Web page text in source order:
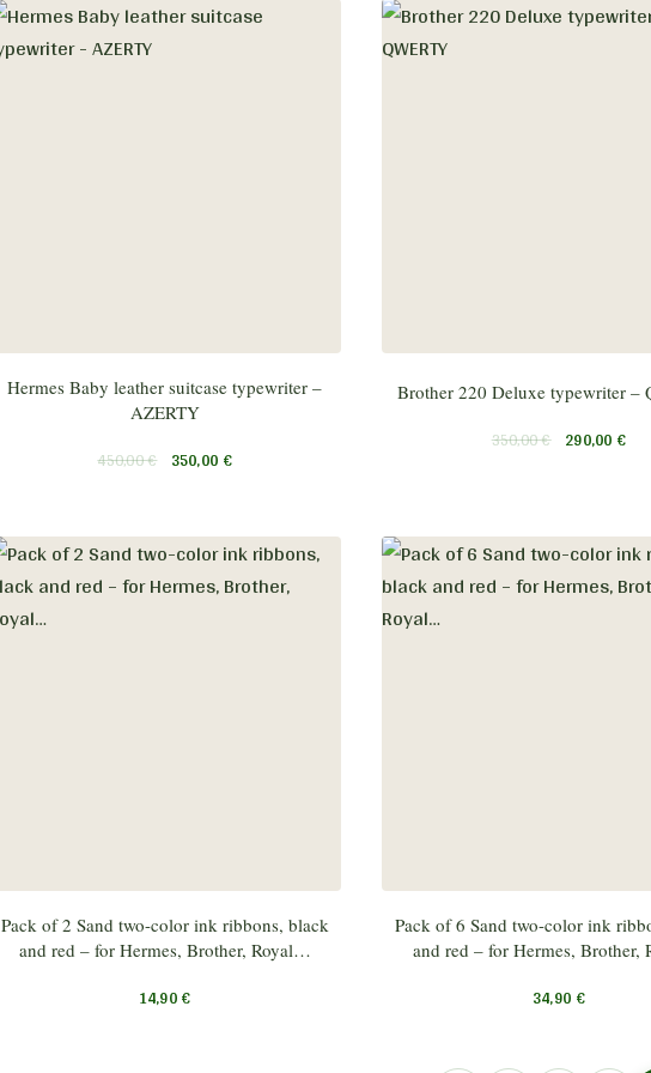
Hermes Baby leather suitcase typewriter –
AZERTY
450,00€ 350,00 €
Brother 220 Deluxe typewriter –
350,00€ 290,00 €
Pack of 2 Sand two-color ink ribbons, black
and red – for Hermes, Brother, Royal…
14,90€
Pack of 6 Sand two-color ink
and red – for Hermes,
34,90 €